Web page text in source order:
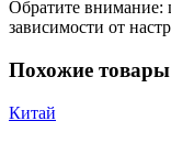
Обратите внимание:
зависимости от
Похожие товары
Китай